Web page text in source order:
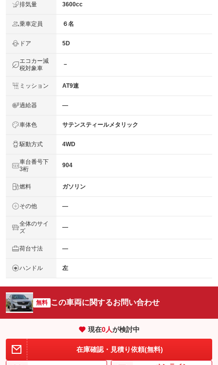
排気量 3600cc
乗車定員 ６名
ドア 5D
エコカー減
税対象車
－
ミッション AT9速
過給器 ―
車体色 サテンスティールメタリック
駆動方式 4WD
車台番号下
3桁
904
燃料 ガソリン
その他 ―
全体のサイ
ズ
―
荷台寸法 ―
ハンドル 左
無料 この車両に関するお問い合わせ
現在0人が検討中
在庫確認・見積り依頼(無料)